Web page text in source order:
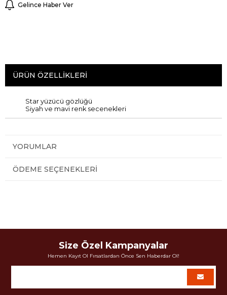
Gelince Haber Ver
ÜRÜN ÖZELLIKLERI
Star yüzücü gözlüğü
Siyah ve mavi renk secenekleri
YORUMLAR
ÖDEME SEÇENEKLERI
Size Özel Kampanyalar
Hemen Kayıt Ol Fırsatlardan Önce Sen Haberdar Ol!